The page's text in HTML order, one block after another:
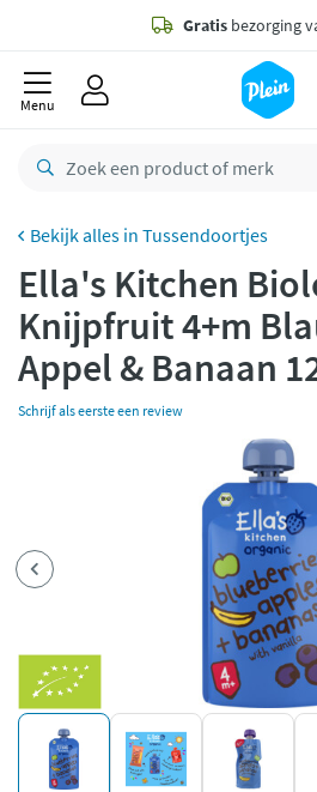
Gratis bezorging
besteld,
CO2 neutraal
Betaal met
Menu
Tussendoortjes
Ella's Kitchen
Knijpfruit 4+m
Appel & Banaan
Schrijf als eerste een review